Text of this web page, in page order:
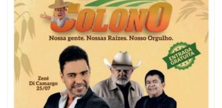
08/08/2026 | 07:00